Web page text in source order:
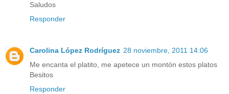
Saludos
Responder
Carolina López Rodríguez 28 noviembre, 2011 14:06
Me encanta el platito, me apetece un montón estos platos
Besitos
Responder